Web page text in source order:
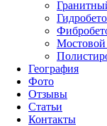
Мостовой
География
Фото
Отзывы
Статьи
Контакты